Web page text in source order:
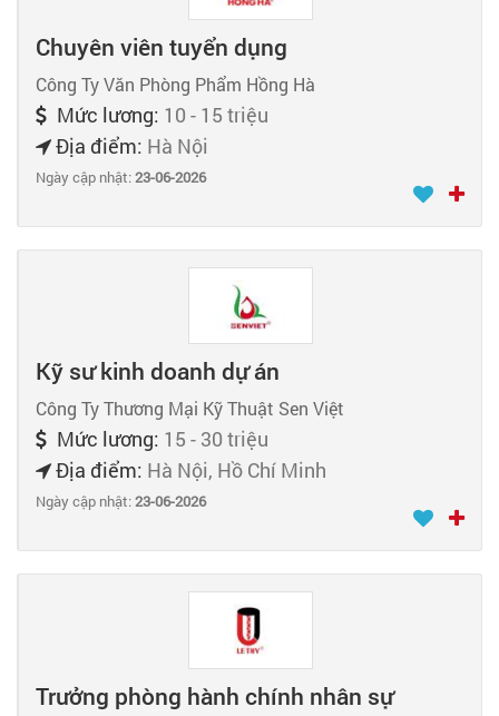
Chuyên viên tuyển dụng
Công Ty Văn Phòng Phẩm Hồng Hà
Mức lương: 10 - 15 triệu
Địa điểm: Hà Nội
Ngày cập nhật:23-06-2026
Kỹ sư kinh doanh dự án
Công Ty Thương Mại Kỹ Thuật Sen Việt
Mức lương: 15 - 30 triệu
Địa điểm: Hà Nội, Hồ Chí Minh
Ngày cập nhật:23-06-2026
Trưởng phòng hành chính nhân sự